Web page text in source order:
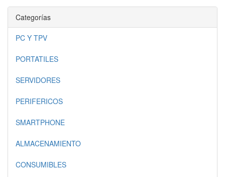
Categorías
PC Y TPV
PORTATILES
SERVIDORES
PERIFERICOS
SMARTPHONE
ALMACENAMIENTO
CONSUMIBLES